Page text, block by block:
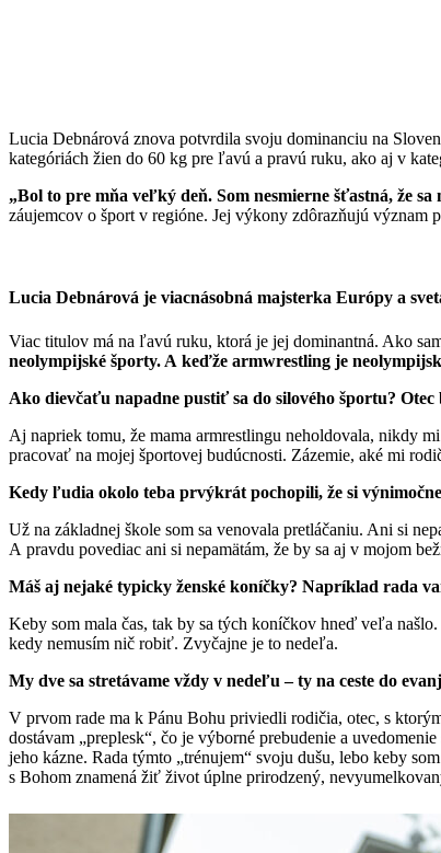
Lucia Debnárová znova potvrdila svoju dominanciu na
kategóriách žien do 60 kg pre ľavú a pravú ruku, ako aj v
„Bol to pre mňa veľký deň. Som nesmierne šťastná, že
záujemcov o šport v regióne. Jej výkony zdôrazňujú význam
Lucia Debnárová je viacnásobná majsterka Európy a
Viac titulov má na ľavú ruku, ktorá je jej dominantná. Ako
neolympijské športy. A keďže armwrestling je
Ako dievčaťu napadne pustiť sa do silového športu?
Aj napriek tomu, že mama armrestlingu neholdovala, nikdy
pracovať na mojej športovej budúcnosti. Zázemie, aké mi
Kedy ľudia okolo teba prvýkrát pochopili, že si
Už na základnej škole som sa venovala pretláčaniu. Ani si
A pravdu povediac ani si nepamätám, že by sa aj v mojom
Máš aj nejaké typicky ženské koníčky? Napríklad rada
Keby som mala čas, tak by sa tých koníčkov hneď veľa
kedy nemusím nič robiť. Zvyčajne je to nedeľa.
My dve sa stretávame vždy v nedeľu – ty na ceste do
V prvom rade ma k Pánu Bohu priviedli rodičia, otec, s
dostávam „preplesk“, čo je výborné prebudenie a
jeho kázne. Rada týmto „trénujem“ svoju dušu, lebo keby
s Bohom znamená žiť život úplne prirodzený,